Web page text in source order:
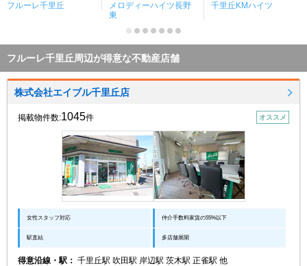
フルーレ千里丘
メロディーハイツ長野
東
千里丘KMハイツ
フルーレ千里丘周辺が得意な不動産店舗
株式会社エイブル千里丘店
掲載物件数:1045件 オススメ
女性スタッフ対応 仲介手数料家賃の55%以下
駅直結 多店舗展開
得意沿線・駅： 千里丘駅 吹田駅 岸辺駅 茨木駅 正雀駅 他